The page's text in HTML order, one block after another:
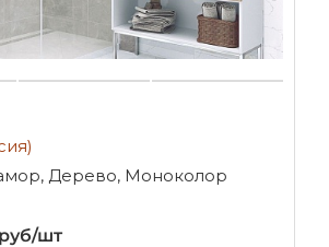
Дерево, Моноколор
шт